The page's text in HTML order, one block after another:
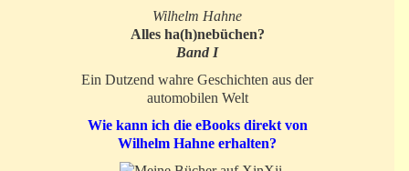
Wilhelm Hahne
Alles ha(h)nebüchen?
Band I
Ein Dutzend wahre Geschichten aus der
automobilen Welt
Wie kann ich die eBooks direkt von
Wilhelm Hahne erhalten?